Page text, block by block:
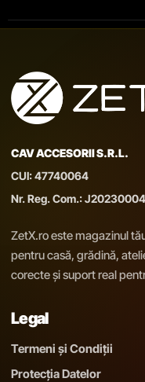
CAV ACCESORII S.R.L.
CUI: 47740064
Nr. Reg. Com.:
ZetX.ro este magazinul
pentru casă, grădină,
corecte și suport real
Legal
Termeni și Condiții
Protecția Datelor